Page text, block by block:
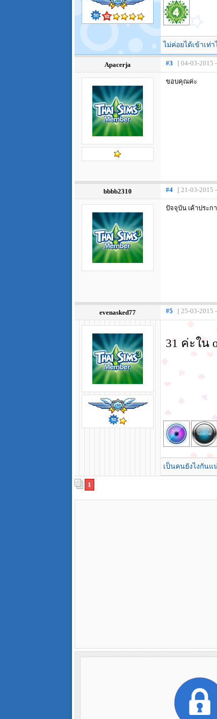
ไม่ค่อยได้เข้าเท่า
Apacerja #3 [ 04-03-2015
ขอบคุณค่ะ
bbbb2310 #4 [ 21-03-2015
ปัจจุบัน เค้าประก
evenasked77 #5 [ 25-03-2015
31 ค่ะใน
เป็นคนยังไงกันแ
1